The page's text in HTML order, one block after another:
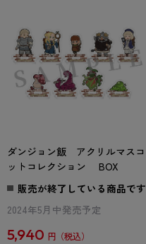
ダンジョン飯 アクリルマスコ
ットコレクション BOX
販売が終了している商品です
2024年5月中発売予定
5,940 円